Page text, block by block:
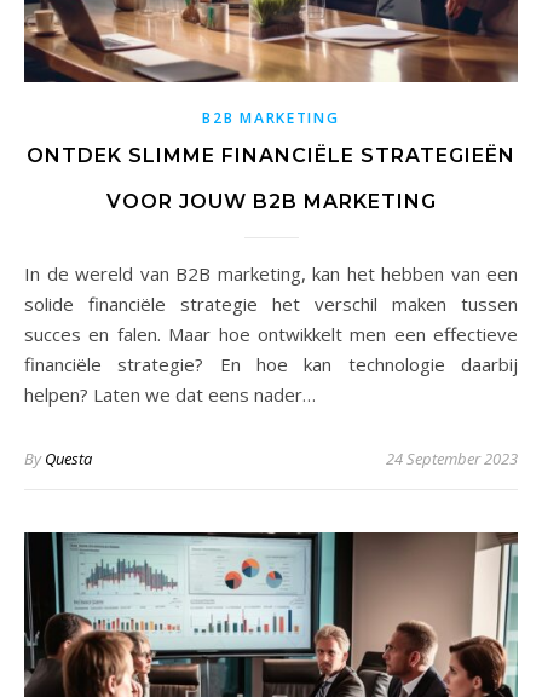
B2B MARKETING
ONTDEK SLIMME FINANCIËLE STRATEGIEËN
VOOR JOUW B2B MARKETING
In de wereld van B2B marketing, kan het hebben van een
solide financiële strategie het verschil maken tussen
succes en falen. Maar hoe ontwikkelt men een effectieve
financiële strategie? En hoe kan technologie daarbij
helpen? Laten we dat eens nader…
ByQuesta 24 September 2023